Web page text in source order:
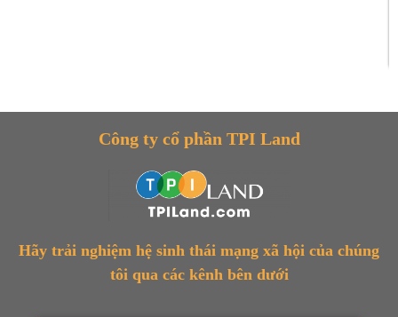
Công ty cổ phần TPI Land
Hãy trải nghiệm hệ sinh thái mạng xã hội của chúng
tôi qua các kênh bên dưới